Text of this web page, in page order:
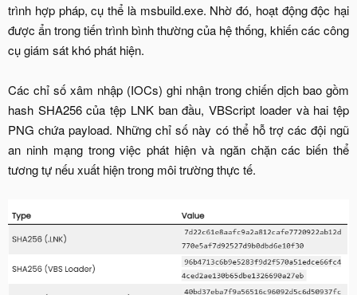
trình hợp pháp, cụ thể là msbuild.exe. Nhờ đó, hoạt động độc hại
được ẩn trong tiến trình bình thường của hệ thống, khiến các công
cụ giám sát khó phát hiện.
Các chỉ số xâm nhập (IOCs) ghi nhận trong chiến dịch bao gồm
hash SHA256 của tệp LNK ban đầu, VBScript loader và hai tệp
PNG chứa payload. Những chỉ số này có thể hỗ trợ các đội ngũ
an ninh mạng trong việc phát hiện và ngăn chặn các biến thể
tương tự nếu xuất hiện trong môi trường thực tế.